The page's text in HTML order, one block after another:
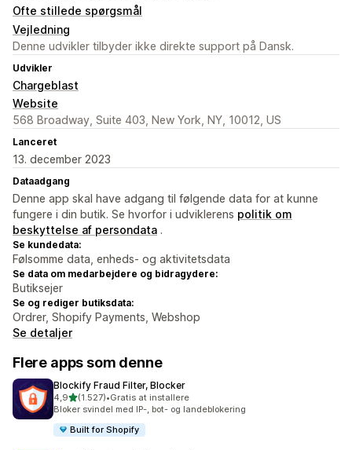
Ofte stillede spørgsmål
Vejledning
Denne udvikler tilbyder ikke direkte support på Dansk.
Udvikler
Chargeblast
Website
568 Broadway, Suite 403, New York, NY, 10012, US
Lanceret
13. december 2023
Dataadgang
Denne app skal have adgang til følgende data for at kunne
fungere i din butik. Se hvorfor i udviklerens politik om
beskyttelse af persondata .
Se kundedata:
Følsomme data, enheds- og aktivitetsdata
Se data om medarbejdere og bidragydere:
Butiksejer
Se og rediger butiksdata:
Ordrer, Shopify Payments, Webshop
Se detaljer
Flere apps som denne
Blockify Fraud Filter, Blocker
4,9ud af 5 stjerner
(1.527)
1527 anmeldelser i alt
•Gratis at installere
Bloker svindel med IP-, bot- og landeblokering
Built for Shopify